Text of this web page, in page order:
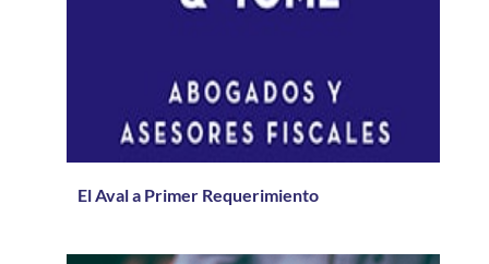
El Aval a Primer Requerimiento